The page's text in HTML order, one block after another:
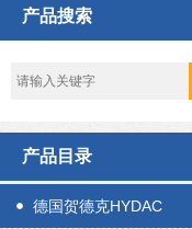
产品搜索
产品目录
德国贺德克HYDAC